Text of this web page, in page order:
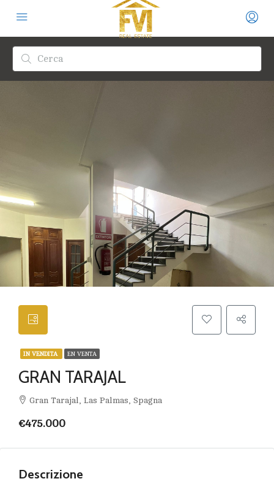
IN VENDITA EN VENTA
GRAN TARAJAL
Gran Tarajal, Las Palmas, Spagna
€475.000
Descrizione